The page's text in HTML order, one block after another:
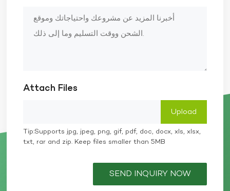
Attach Files
Tip:Supports jpg, jpeg, png, gif, pdf, doc, docx, xls, xlsx,
txt, rar and zip. Keep files smaller than 5MB
SEND INQUIRY NOW